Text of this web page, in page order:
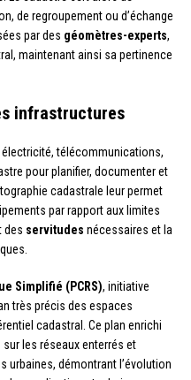
de regroupement ou d’échange
par des géomètres-experts,
maintenant ainsi sa pertinence
infrastructures
électricité, télécommunications,
pour planifier, documenter et
cadastrale leur permet
par rapport aux limites
des servitudes nécessaires et la
Simplifié (PCRS), initiative
très précis des espaces
cadastral. Ce plan enrichi
les réseaux enterrés et
urbaines, démontrant l’évolution